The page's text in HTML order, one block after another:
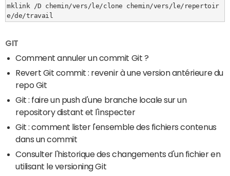
mklink /D chemin/vers/le/clone chemin/vers/le/repertoir
e/de/travail
GIT
Comment annuler un commit Git ?
Revert Git commit : revenir à une version antérieure du
repo Git
Git : faire un push d'une branche locale sur un
repository distant et l'inspecter
Git : comment lister l'ensemble des fichiers contenus
dans un commit
Consulter l'historique des changements d'un fichier en
utilisant le versioning Git